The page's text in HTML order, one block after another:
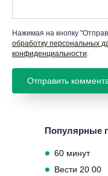
Нажимая на кнопку
обработку персональных
конфиденциальности.
Популярные
60 минут
Вести 20 00